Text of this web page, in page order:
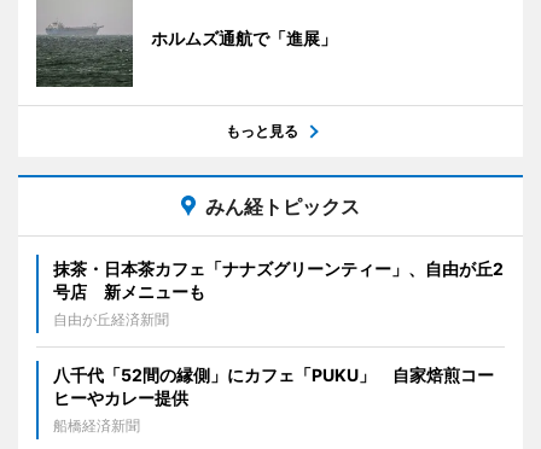
ホルムズ通航で「進展」
もっと見る
みん経トピックス
抹茶・日本茶カフェ「ナナズグリーンティー」、自由が丘2
号店 新メニューも
自由が丘経済新聞
八千代「52間の縁側」にカフェ「PUKU」 自家焙煎コー
ヒーやカレー提供
船橋経済新聞